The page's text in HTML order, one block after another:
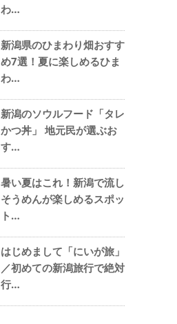
わ…
新潟県のひまわり畑おすす
め7選！夏に楽しめるひま
わ…
新潟のソウルフード「タレ
かつ丼」 地元民が選ぶお
す…
暑い夏はこれ！新潟で流し
そうめんが楽しめるスポッ
ト…
はじめまして「にいが旅」
／初めての新潟旅行で絶対
行…